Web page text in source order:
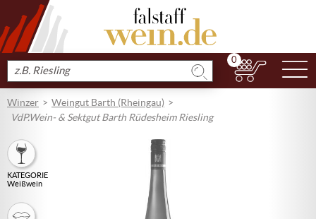
Produkt
suchen
0
Winzer
Weingut Barth (Rheingau)
VdP.Wein- & Sektgut Barth Rüdesheim Riesling
KATEGORIE
Weißwein